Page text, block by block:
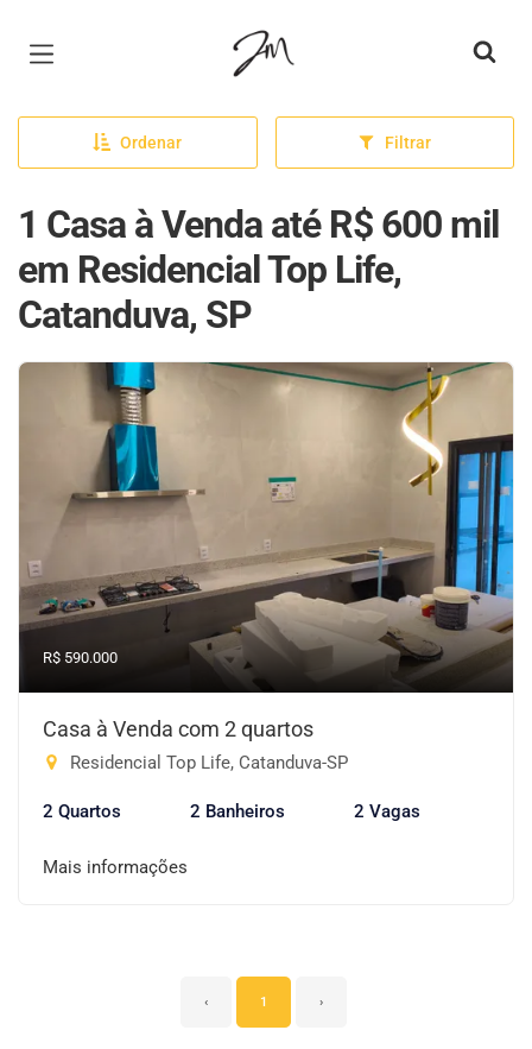
Página inicial
Ordenar Filtrar
1 Casa à Venda até R$ 600 mil
em Residencial Top Life,
Catanduva, SP
R$ 590.000
Casa à Venda com 2 quartos
Residencial Top Life, Catanduva-SP
2 Quartos 2 Banheiros 2 Vagas
Mais informações
‹ 1 ›